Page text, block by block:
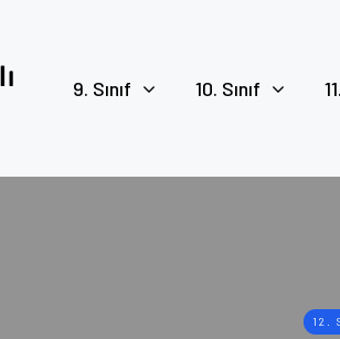
9. Sınıf 10. Sınıf
12.